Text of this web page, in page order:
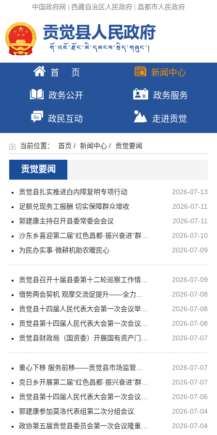
中国政府网 西藏自治区人民政府 昌都市人民政府
首 页 新闻中心
政务公开 政务服务
政民互动 走进贡觉
当前位置： 首页 / 新闻中心/ 贡觉要闻
贡觉要闻
贡觉县扎实推进白内障复明专项行动
2026-07-13
足额兑现务工报酬 切实保障群众增收
2026-07-11
郭建康主持召开县委常委会会议
2026-07-11
沙东乡喜迎第二届“红色昌都·振兴奋进”群众性比赛活动传统生产生活技能比赛复赛获奖选手载誉归来
2026-07-10
为民办实事·微耕机助农暖民心
2026-07-09
贡觉县召开十届县委第十二轮巡察工作情况汇报会
2026-07-09
借势两会契机 观摩交流促提升——全力提高特困人员集中供养入住率
2026-07-08
贡觉县十四届人民代表大会第一次会议举行第三次全体会议
2026-07-08
贡觉县第十四届人民代表大会第一次会议胜利闭幕
2026-07-08
贡觉县财政局（国资委）开展国有资产门面房“减租金·帮就业·促增收”政策进商户宣传活动
2026-07-07
重心下移 服务前移——贡觉县市场监管局深化专项整治 筑牢乡村食品安全防线
2026-07-07
克日乡开展第二届“红色昌都·振兴奋进”群众性比赛活动传统生产生活技能（藏式美食）技能比赛活动
2026-07-07
贡觉县第十四届人民代表大会第一次会议隆重开幕
2026-07-06
郭建康参加莫洛代表组第二次分组会议
2026-07-04
政协第五届贡觉县委员会第一次会议隆重开幕
2026-07-04